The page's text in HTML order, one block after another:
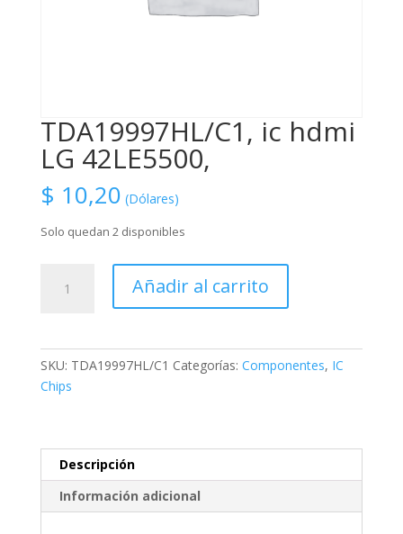
TDA19997HL/C1, ic hdmi
LG 42LE5500,
$ 10,20 (Dólares)
Solo quedan 2 disponibles
cantidad
Añadir al carrito
SKU: TDA19997HL/C1 Categorías: Componentes, IC
Chips
Descripción
Información adicional